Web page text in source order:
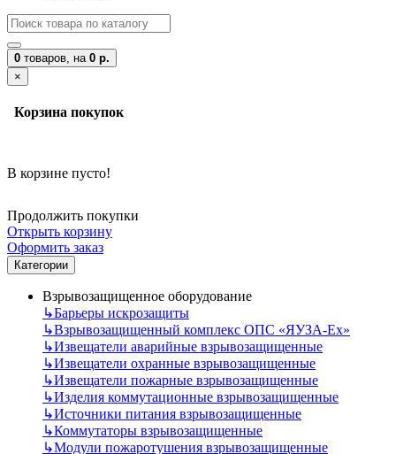
0 товаров, на 0 р.
×
Корзина покупок
В корзине пусто!
Продолжить покупки
Открыть корзину
Оформить заказ
Категории
Взрывозащищенное оборудование
↳Барьеры искрозащиты
↳Взрывозащищенный комплекс ОПС «ЯУЗА-Ех»
↳Извещатели аварийные взрывозащищенные
↳Извещатели охранные взрывозащищенные
↳Извещатели пожарные взрывозащищенные
↳Изделия коммутационные взрывозащищенные
↳Источники питания взрывозащищенные
↳Коммутаторы взрывозащищенные
↳Модули пожаротушения взрывозащищенные